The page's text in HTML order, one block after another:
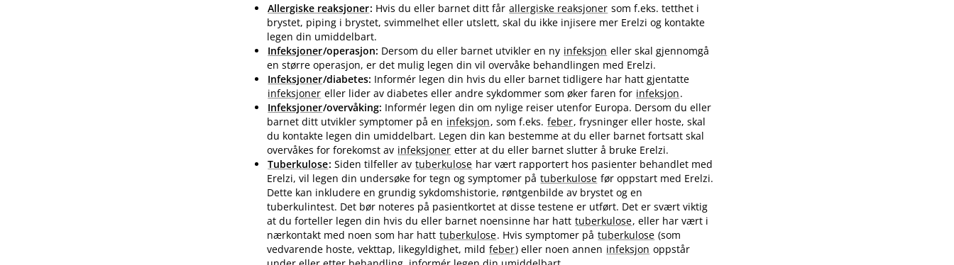
Allergiske reaksjoner: Hvis du eller barnet ditt får allergiske reaksjoner som f.eks. tetthet i
brystet, piping i brystet, svimmelhet eller utslett, skal du ikke injisere mer Erelzi og kontakte
legen din umiddelbart.
Infeksjoner/operasjon: Dersom du eller barnet utvikler en ny infeksjon eller skal gjennomgå
en større operasjon, er det mulig legen din vil overvåke behandlingen med Erelzi.
Infeksjoner/diabetes: Informér legen din hvis du eller barnet tidligere har hatt gjentatte
infeksjoner eller lider av diabetes eller andre sykdommer som øker faren for infeksjon.
Infeksjoner/overvåking: Informér legen din om nylige reiser utenfor Europa. Dersom du eller
barnet ditt utvikler symptomer på en infeksjon, som f.eks. feber, frysninger eller hoste, skal
du kontakte legen din umiddelbart. Legen din kan bestemme at du eller barnet fortsatt skal
overvåkes for forekomst av infeksjoner etter at du eller barnet slutter å bruke Erelzi.
Tuberkulose:Siden tilfeller av tuberkulose har vært rapportert hos pasienter behandlet med
Erelzi, vil legen din undersøke for tegn og symptomer på tuberkulose før oppstart med Erelzi.
Dette kan inkludere en grundig sykdomshistorie, røntgenbilde av brystet og en
tuberkulintest. Det bør noteres på pasientkortet at disse testene er utført. Det er svært viktig
at du forteller legen din hvis du eller barnet noensinne har hatt tuberkulose, eller har vært i
nærkontakt med noen som har hatt tuberkulose. Hvis symptomer på tuberkulose (som
vedvarende hoste, vekttap, likegyldighet, mild feber) eller noen annen infeksjon oppstår